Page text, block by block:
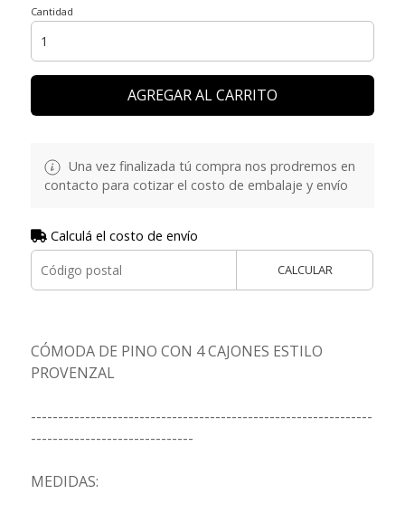
Cantidad
AGREGAR AL CARRITO
Una vez finalizada tú compra nos prodremos en
contacto para cotizar el costo de embalaje y envío
Calculá el costo de envío
CALCULAR
CÓMODA DE PINO CON 4 CAJONES ESTILO
PROVENZAL
---------------------------------------------------------------
------------------------------
MEDIDAS: